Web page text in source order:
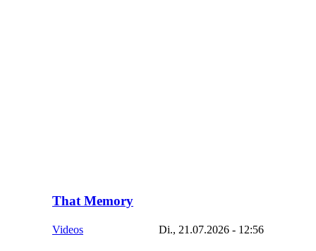
That Memory
Videos Di., 21.07.2026 - 12:56